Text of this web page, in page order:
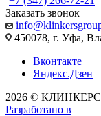
Заказать звонок
450078, г. Уфа,
Вконтакте
Яндекс.Дзен
2026 © КЛИНКЕРС
Разработано в